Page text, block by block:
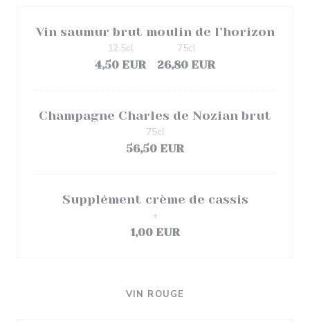
Vin saumur brut moulin de l’horizon
4,50 EUR
12.5cl
26,80 EUR
75cl
Champagne Charles de Nozian brut
56,50 EUR
75cl
Supplément crème de cassis
1,00 EUR
+
VIN ROUGE